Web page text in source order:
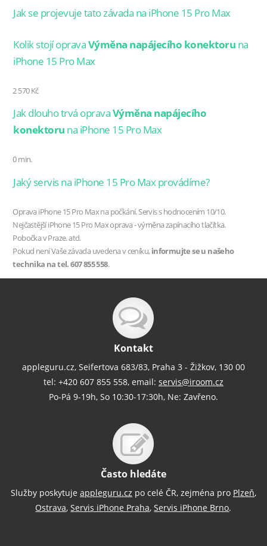
Jak se projevuje tato závada na iPhone 15 Pro Max
Kolik stojí opravaVýměna napájecího konektoru na
iPhone 15 Pro Max
2 570 Kč
Jak dlouho trvá opravaVýměna napájecího
konektoru na iPhone 15 Pro Max
0 min.
Jaký servis na iPhone 15 Pro Max provádíme?
Oprava iPhone 15 Pro Max na počkání. Servis s hodnocením 10/10.
Nejčastější iPhone 15 Pro Max oprava - výměna zapínacího tlačítka.
Pobočka v Praze. atd.
Pokud není Vaše závada uvedena v ceníku, informujte se u našeho
technika na tel. 607 855 558.
Kontakt
appleguru.cz, Seifertova 683/83, Praha 3 - Žižkov, 130 00
tel: +420 607 855 558, email: servis@iroom.cz
Po-Pá 9-19h, So 10:30-17:30h, Ne: Zavřeno.
Často hledáte
Služby poskytuje appleguru.cz po celé ČR, zejména pro Plzeň,
Ostrava,Servis iPhone Praha,Servis iPhone Brno.